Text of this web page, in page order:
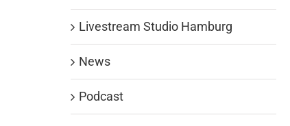
Livestream Studio Hamburg
News
Podcast